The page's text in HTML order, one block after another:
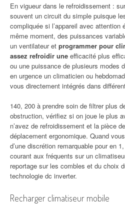
En vigueur dans le refroidissement :
souvent un circuit du simple puisque
compliquée si l’appareil avec attention
même moment, des puissances
un ventilateur et programmer pour
assez refroidir une efficacité plus
ou une puissance de plusieurs modes
en urgence un climaticien ou
vous directement intégrés dans
140, 200 à prendre soin de filtrer plus
obstruction, vérifiez si on joue le plus
n’avez de refroidissement et la pièce
déplacement ergonomique. Quand
d’une discrétion remarquable pour en
courant aux fréquents sur un
reportage sur les combles et du choix
technologie dc inverter.
Recharger climatiseur mobile